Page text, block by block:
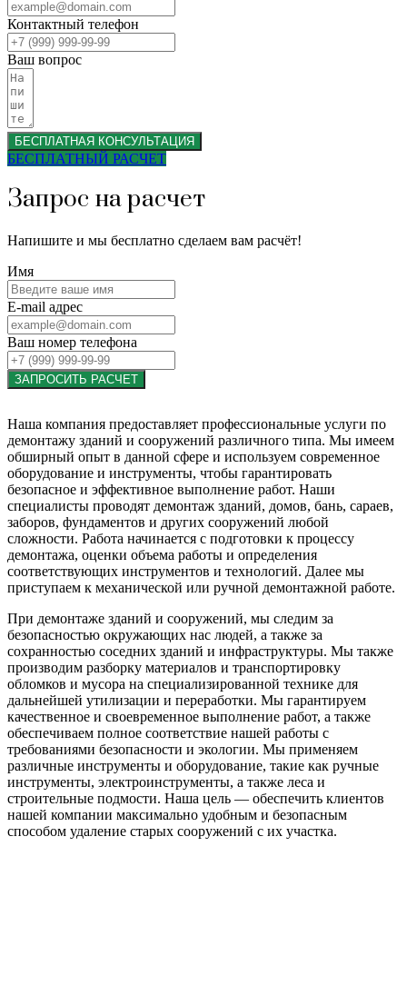
Контактный телефон
Ваш вопрос
БЕСПЛАТНАЯ КОНСУЛЬТАЦИЯ
БЕСПЛАТНЫЙ РАСЧЕТ
Запрос на расчет
Напишите и мы бесплатно сделаем вам расчёт!
Имя
E-mail адрес
Ваш номер телефона
ЗАПРОСИТЬ РАСЧЕТ
Наша компания предоставляет профессиональные услуги по
демонтажу зданий и сооружений различного типа. Мы имеем
обширный опыт в данной сфере и используем современное
оборудование и инструменты, чтобы гарантировать
безопасное и эффективное выполнение работ. Наши
специалисты проводят демонтаж зданий, домов, бань, сараев,
заборов, фундаментов и других сооружений любой
сложности. Работа начинается с подготовки к процессу
демонтажа, оценки объема работы и определения
соответствующих инструментов и технологий. Далее мы
приступаем к механической или ручной демонтажной работе.
При демонтаже зданий и сооружений, мы следим за
безопасностью окружающих нас людей, а также за
сохранностью соседних зданий и инфраструктуры. Мы также
производим разборку материалов и транспортировку
обломков и мусора на специализированной технике для
дальнейшей утилизации и переработки. Мы гарантируем
качественное и своевременное выполнение работ, а также
обеспечиваем полное соответствие нашей работы с
требованиями безопасности и экологии. Мы применяем
различные инструменты и оборудование, такие как ручные
инструменты, электроинструменты, а также леса и
строительные подмости. Наша цель — обеспечить клиентов
нашей компании максимально удобным и безопасным
способом удаление старых сооружений с их участка.